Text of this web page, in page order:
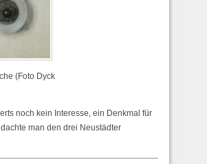
(Foto Dyck
noch kein Interesse, ein Denkmal für
man den drei Neustädter